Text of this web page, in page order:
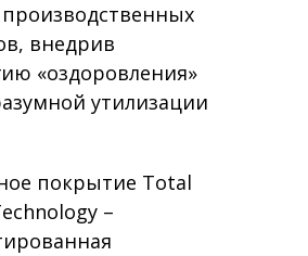
внедрив
«оздоровления»
утилизации
покрытие Total
–